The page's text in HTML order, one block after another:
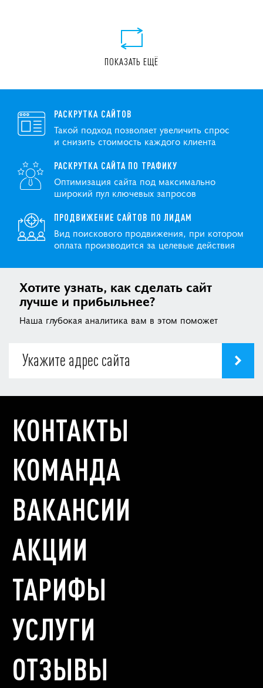
ПОКАЗАТЬ ЕЩЁ
РАСКРУТКА САЙТОВ
Такой подход позволяет увеличить спрос
и снизить стоимость каждого клиента
РАСКРУТКА САЙТА ПО ТРАФИКУ
Оптимизация сайта под максимально
широкий пул ключевых запросов
ПРОДВИЖЕНИЕ САЙТОВ ПО ЛИДАМ
Вид поискового продвижения, при котором
оплата производится за целевые действия
Хотите узнать, как сделать сайт
лучше и прибыльнее?
Наша глубокая аналитика вам в этом поможет
КОНТАКТЫ
КОМАНДА
ВАКАНСИИ
АКЦИИ
ТАРИФЫ
УСЛУГИ
ОТЗЫВЫ